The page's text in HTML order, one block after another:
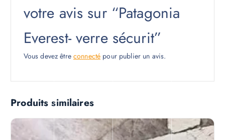
votre avis sur “Patagonia
Everest- verre sécurit”
Vous devez être connecté pour publier un avis.
Produits similaires